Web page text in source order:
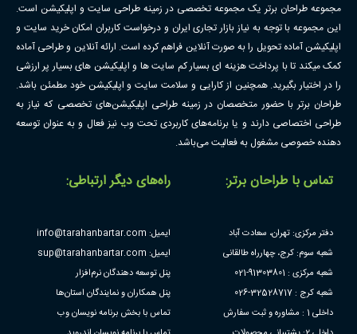
مجموعه طراحان برتر یک مجموعه تخصصی در زمینه طراحی سایت و اپلیکیشن است.
این مجموعه با توجه به نیاز بازار تجاری ایران و درخواست کاربران امکان خرید سایت و
اپلیکیشن آماده تحویل را به صورت آنلاین فراهم کرده است. ارائه آنلاین و طراحی آماده
کمک میکند تا با پرداخت هزینه ای بسیار کم سایت ها و اپلیکیشن های بسیار پر ارزشی
را در اختیار بگیرید. همچنین از کارایی و سلامت سایت و اپلیکیشن خود مطمئن باشد.
طراحان برتر با حضور متخصصان در زمینه طراحی اپلیکیشن‌های تخصصی که نیاز به
طراحی اختصاصی دارند و یا برنامه‌های کاربردی تحت وب نیز فعال و به عنوان توسعه
دهنده خصوصی مشغول به فعالیت می‌باشد.
تماس با طراحان برتر:
دفتر مرکزی: تهران، سعادت آباد
شعبه سوم: کرج، چهارراه طالقانی
شعبه مرکزی : 91303801-021
شعبه کرج : 32528717-026
داخلی 1 : مشاوره و ثبت سفارش
راه‌های دیگر ارتباطی:
ایمیل: info@tarahanbartar.com
ایمیل: sup@tarahanbartar.com
پنل توسعه دهندگان نرم‌افزار
پنل همکاران و نمایندگان استان‌ها
تماس با بخش برنامه نویسان وب